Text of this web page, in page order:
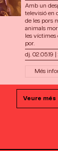
Amb un
televisió en
de les pors
animals
les víctimes
por.
dj. 02.05.19
Més
Veure més